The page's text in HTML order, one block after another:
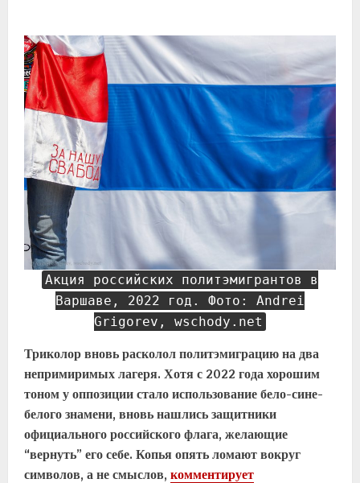
Акция российских политэмигрантов в
Варшаве, 2022 год. Фото: Andrei
Grigorev, wschody.net
Триколор вновь расколол политэмиграцию на два
непримиримых лагеря. Хотя с 2022 года хорошим
тоном у оппозиции стало использование бело-сине-
белого знамени, вновь нашлись защитники
официального российского флага, желающие
“вернуть” его себе. Копья опять ломают вокруг
символов, а не смыслов, комментирует